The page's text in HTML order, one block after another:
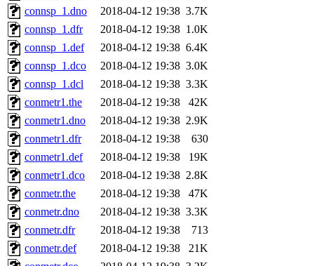
connsp_1.dno
2018-04-12 19:38 3.7K
connsp_1.dfr
2018-04-12 19:38 1.0K
connsp_1.def
2018-04-12 19:38 6.4K
connsp_1.dco
2018-04-12 19:38 3.0K
connsp_1.dcl
2018-04-12 19:38 3.3K
conmetr1.the
2018-04-12 19:38
42K
conmetr1.dno
2018-04-12 19:38 2.9K
conmetr1.dfr
2018-04-12 19:38
630
conmetr1.def
2018-04-12 19:38
19K
conmetr1.dco
2018-04-12 19:38 2.8K
conmetr.the
2018-04-12 19:38
47K
conmetr.dno
2018-04-12 19:38 3.3K
conmetr.dfr
2018-04-12 19:38
713
conmetr.def
2018-04-12 19:38
21K